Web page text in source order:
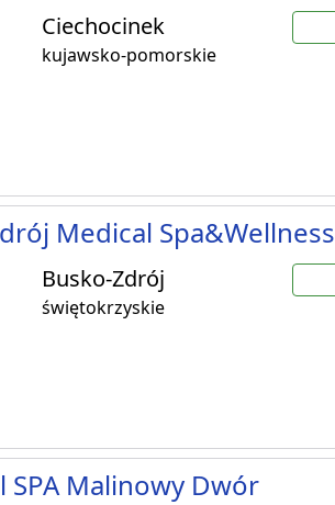
Ciechocinek
kujawsko-pomorskie
Medical Spa&Wellness
Busko-Zdrój
świętokrzyskie
Malinowy Dwór